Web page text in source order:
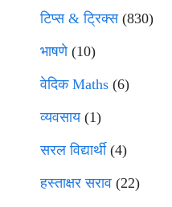
टिप्स & ट्रिक्स(830)
भाषणे(10)
वेदिक Maths (6)
व्यवसाय(1)
सरल विद्यार्थी(4)
हस्ताक्षर सराव (22)